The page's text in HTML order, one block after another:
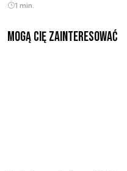
1 min.
Mogą Cię zainteresować